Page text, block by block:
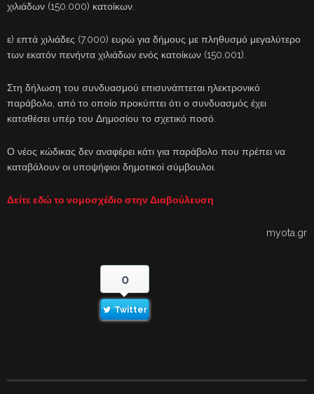
χιλιάδων (150.000) κατοίκων.
ε) επτά χιλιάδες (7.000) ευρώ για δήμους με πληθυσμό μεγαλύτερο
των εκατόν πενήντα χιλιάδων ενός κατοίκων (150.001).
Στη δήλωση του συνδυασμού επισυνάπτεται ηλεκτρονικό
παράβολο, από το οποίο προκύπτει ότι ο συνδυασμός έχει
καταθέσει υπέρ του Δημοσίου το σχετικό ποσό.
Ο νέος κώδικας δεν αναφέρει κάτι για παράβολο που πρέπει να
καταβάλουν οι υποψήφιοι δημοτικοί σύμβουλοι.
Δείτε εδώ το νομοσχέδιο στην Διαβούλευση
myota.gr
0
Twitter